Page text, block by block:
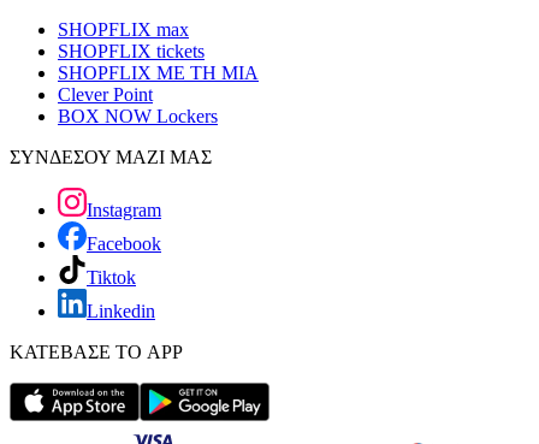
SHOPFLIX max
SHOPFLIX tickets
SHOPFLIX ΜΕ ΤΗ ΜΙΑ
Clever Point
BOX NOW Lockers
ΣΥΝΔΕΣΟΥ ΜΑΖΙ ΜΑΣ
Instagram
Facebook
Tiktok
Linkedin
ΚΑΤΕΒΑΣΕ ΤΟ APP